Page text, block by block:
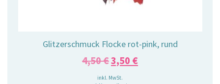
Glitzerschmuck Flocke rot-pink, rund
4,50€Ursprünglicher
Preis
3,50 €Aktueller
inkl. MwSt.